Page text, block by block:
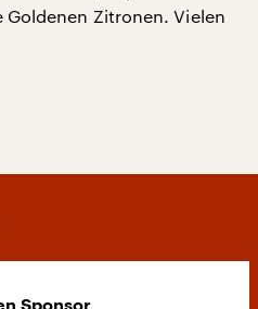
Goldenen Zitronen. Vielen